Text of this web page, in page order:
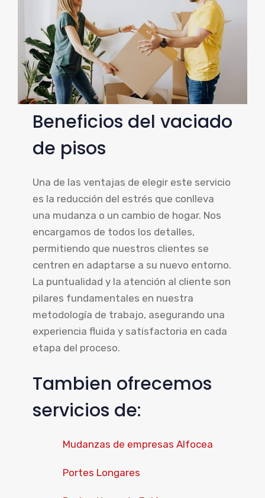
Beneficios del vaciado
de pisos
Una de las ventajas de elegir este servicio
es la reducción del estrés que conlleva
una mudanza o un cambio de hogar. Nos
encargamos de todos los detalles,
permitiendo que nuestros clientes se
centren en adaptarse a su nuevo entorno.
La puntualidad y la atención al cliente son
pilares fundamentales en nuestra
metodología de trabajo, asegurando una
experiencia fluida y satisfactoria en cada
etapa del proceso.
Tambien ofrecemos
servicios de:
Mudanzas de empresas Alfocea
Portes Longares